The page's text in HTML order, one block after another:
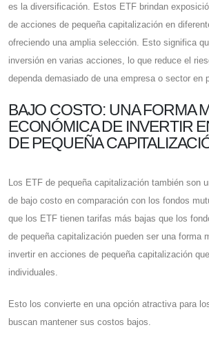
es la diversificación. Estos ETF brindan
de acciones de pequeña capitalización en
ofreciendo una amplia selección. Esto significa
inversión en varias acciones, lo que reduce el
dependa demasiado de una empresa o sector en
BAJO COSTO: UNA FORMA
ECONÓMICA DE INVERTIR
DE PEQUEÑA
Los ETF de pequeña capitalización también son
de bajo costo en comparación con los fondos
que los ETF tienen tarifas más bajas que los
de pequeña capitalización pueden ser una forma
invertir en acciones de pequeña capitalización
individuales.
Esto los convierte en una opción atractiva para
buscan mantener sus costos bajos.